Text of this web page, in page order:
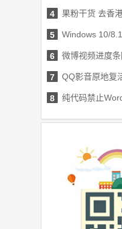
4 果粉干货 去香
5 Windows 10/8.1|Office
6 微博视频进度
7 QQ影音原地复
8 纯代码禁止